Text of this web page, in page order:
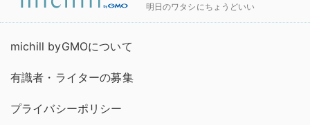
明日のワタシにちょうどいい
michill byGMOについて
有識者・ライターの募集
プライバシーポリシー